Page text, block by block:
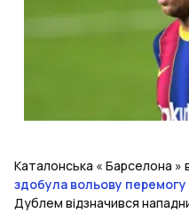
Каталонська « Барселона »
здобула вольову
Дублем відзначився